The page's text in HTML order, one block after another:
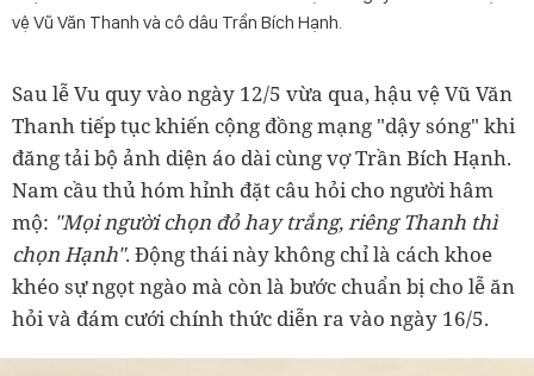
vệ Vũ Văn Thanh và cô dâu Trần Bích Hạnh.
Sau lễ Vu quy vào ngày 12/5 vừa qua, hậu vệ Vũ Văn
Thanh tiếp tục khiến cộng đồng mạng "dậy sóng" khi
đăng tải bộ ảnh diện áo dài cùng vợ Trần Bích Hạnh.
Nam cầu thủ hóm hỉnh đặt câu hỏi cho người hâm
mộ: "Mọi người chọn đỏ hay trắng, riêng Thanh thì
chọn Hạnh". Động thái này không chỉ là cách khoe
khéo sự ngọt ngào mà còn là bước chuẩn bị cho lễ ăn
hỏi và đám cưới chính thức diễn ra vào ngày 16/5.